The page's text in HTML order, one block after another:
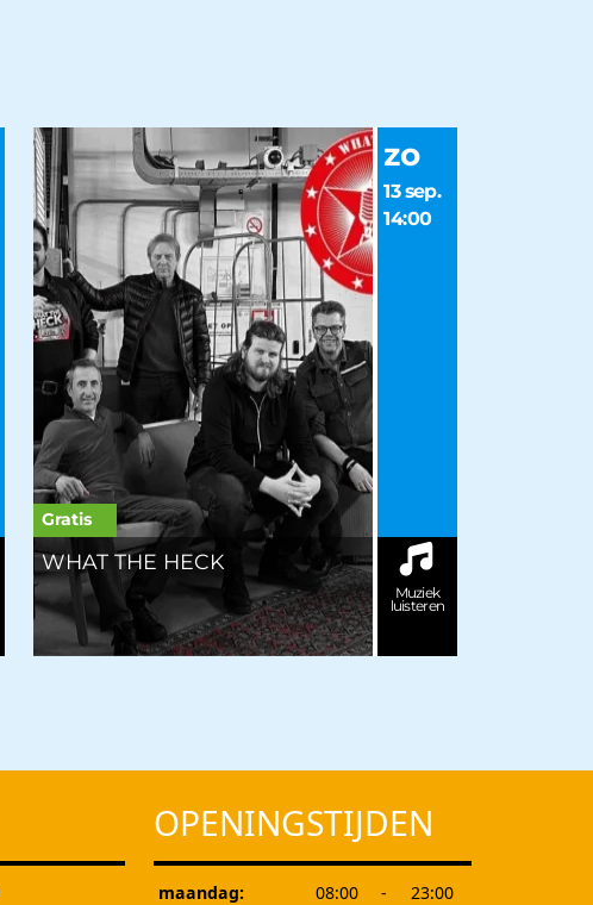
WHAT THE HECK
zo
13 sep.
14:00
Muziek
luisteren
Gratis
OPENINGSTIJDEN
maandag: 08:00 -
23:00